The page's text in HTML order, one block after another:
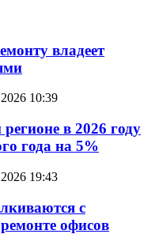
владеет
10:39
в 2026 году
года на 5%
19:43
с
офисов